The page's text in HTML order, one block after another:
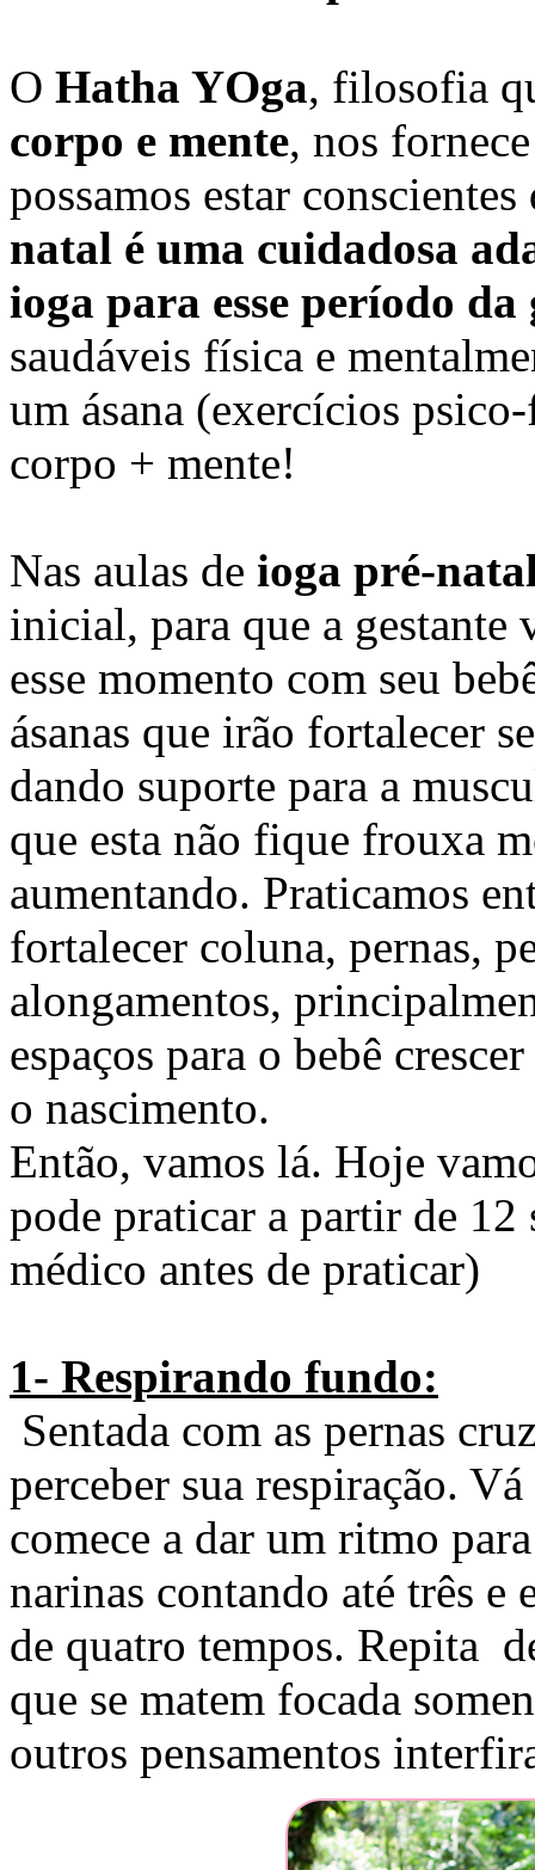
O Hatha YOga, filosofia
corpo e mente, nos
possamos estar
natal é uma cuidadosa
ioga para esse período
saudáveis física e
um ásana (exercícios
corpo + mente!
Nas aulas de ioga pré-
inicial, para que a gestante
esse momento com seu
ásanas que irão fortalecer
dando suporte para a
que esta não fique frouxa
aumentando. Praticamos
fortalecer coluna, pernas,
alongamentos,
espaços para o bebê
o nascimento.
Então, vamos lá. Hoje
pode praticar a partir de 12
médico antes de praticar)
1- Respirando fundo:
Sentada com as pernas
perceber sua respiração.
comece a dar um ritmo
narinas contando até três e
de quatro tempos. Repita
que se matem focada
outros pensamentos